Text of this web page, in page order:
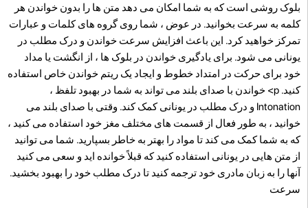
بلوک روشی است که به شما امکان می دهد متن ها را بدون خواندن هر
کلمه به سرعت بخوانید. در عوض ، شما روی گروه های کلمات و عبارات
تمرکز خواهید کرد. این باعث افزایش سرعت خواندن و درک مطلب در
یونانی می شود. برای یادگیری خواندن در بلوک ها ، از انگشت یا مداد
خود برای حرکت در امتداد خطوط و ایجاد یک ریتم خواندن خاص استفاده
کنید. p>
خواندن با صدای بلند می تواند به شما در بهبود تلفظ ،
Intonation و درک مطلب در یونانی کمک کند. وقتی با صدای بلند می
خوانید ، به طور فعال از قسمت های مختلف مغز خود استفاده می کنید ،
که به شما کمک می کند تا مواد را بهتر به خاطر بسپارید. شما می توانید
از متن هایی در یونانی استفاده کنید که قبلاً خوانده اید و سعی می کنید
آنها را به زبان مادری خود ترجمه کنید تا درک مطلب خود را بهبود بخشید.
سرعت